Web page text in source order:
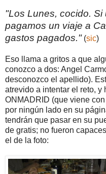
"Los Lunes, cocido. Si
pagamos un viaje a
gastos pagados." (sic)
Eso llama a gritos a que
conozco a dos: Angel
desconozco el apellido).
atrevido a intentar el reto, y
ONMADRID (que viene
por ningún lado en su
tendrán que pasar en su
de gratis; no fueron
el de la foto: